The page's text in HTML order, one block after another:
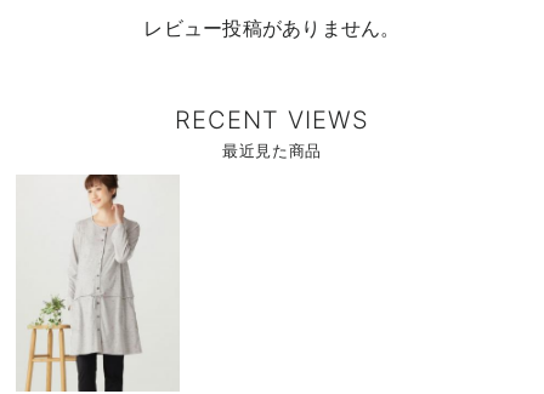
レビュー投稿がありません。
RECENT VIEWS
最近見た商品
商